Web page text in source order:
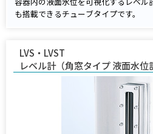
も搭載できるチューブタイプです。
LVS・LVST
レベル計（角窓タイプ 液面水位